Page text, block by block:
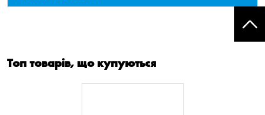
Топ товарів, що купуються